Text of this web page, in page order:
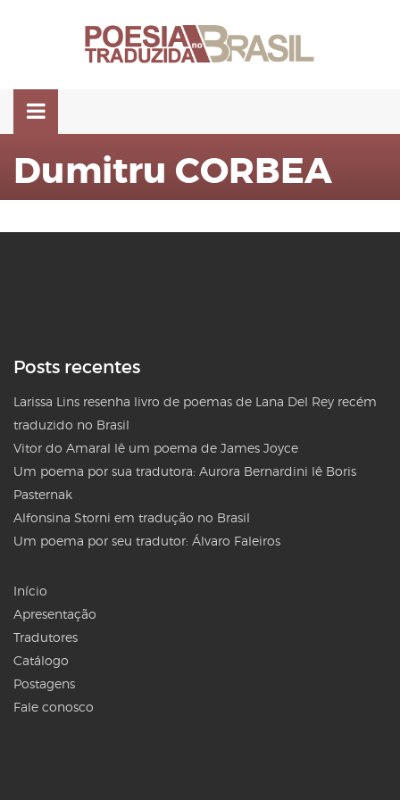
Dumitru CORBEA
Posts recentes
Larissa Lins resenha livro de poemas de Lana Del Rey recém
traduzido no Brasil
Vitor do Amaral lê um poema de James Joyce
Um poema por sua tradutora: Aurora Bernardini lê Boris
Pasternak
Alfonsina Storni em tradução no Brasil
Um poema por seu tradutor: Álvaro Faleiros
Início
Apresentação
Tradutores
Catálogo
Postagens
Fale conosco